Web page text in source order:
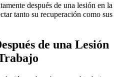
después de una lesión en la
tanto su recuperación como sus
de una Lesión